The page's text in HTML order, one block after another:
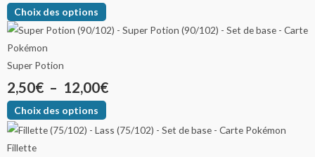
Choix des options
Super Potion
2,50€ – 12,00€
Choix des options
Fillette